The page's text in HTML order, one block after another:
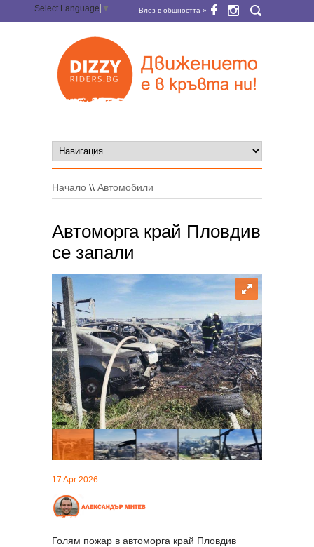
Select Language ▼ Влез в общността »
Начало \\ Автомобили
Автоморга край Пловдив
се запали
17 Apr 2026
Голям пожар в автоморга край Пловдив